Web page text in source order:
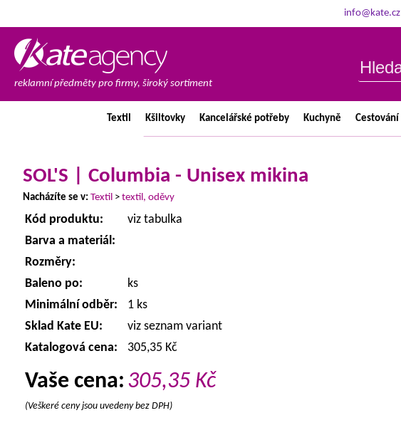
info@kate.cz
reklamní předměty pro firmy, široký sortiment
Textil Kšiltovky Kancelářské potřeby Kuchyně Cestování
SOL'S | Columbia - Unisex mikina
Nacházíte se v: Textil > textil, oděvy
Kód produktu:
viz tabulka
Barva a materiál:
Rozměry:
Baleno po:
ks
Minimální odběr:
1 ks
Sklad Kate EU:
viz seznam variant
Katalogová cena:
305,35 Kč
Vaše cena: 305,35 Kč
(Veškeré ceny jsou uvedeny bez DPH)